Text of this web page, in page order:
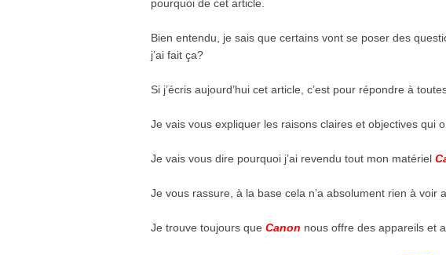
pourquoi de cet article.
Bien entendu, je sais que certains vont se poser des
j’ai fait ça?
Si j’écris aujourd’hui cet article, c’est pour répondre à
Je vais vous expliquer les raisons claires et objectives qui
Je vais vous dire pourquoi j’ai revendu tout mon matériel
Je vous rassure, à la base cela n’a absolument rien à voir
Je trouve toujours que Canon nous offre des appareils et